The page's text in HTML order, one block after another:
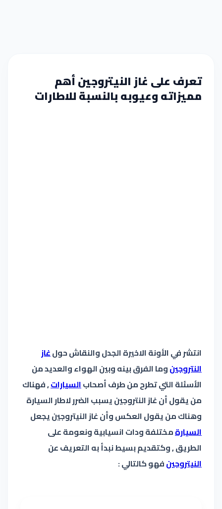
تعرف على غاز النيتروجين أهم
مميزاته وعيوبه بالنسبة للاطارات
انتشر في الأونة الاخيرة الجدل والنقاش حولغاز
النتروجينوما الفرق بينه وبين الهواء والعديد من
الأسئلة التي تطرح من طرف أصحابالسيارات, فهناك
من يقول أن غاز النتروجين يسبب الضرر لاطار السيارة
وهناك من يقول العكس وأن غاز النيتروجين يجعل
السيارةمختلفة ودات انسيابية ونعومة على
الطريق , وكتقديم بسيط نبدأ به التعريف عن
النيتروجينفهو كالتالي :